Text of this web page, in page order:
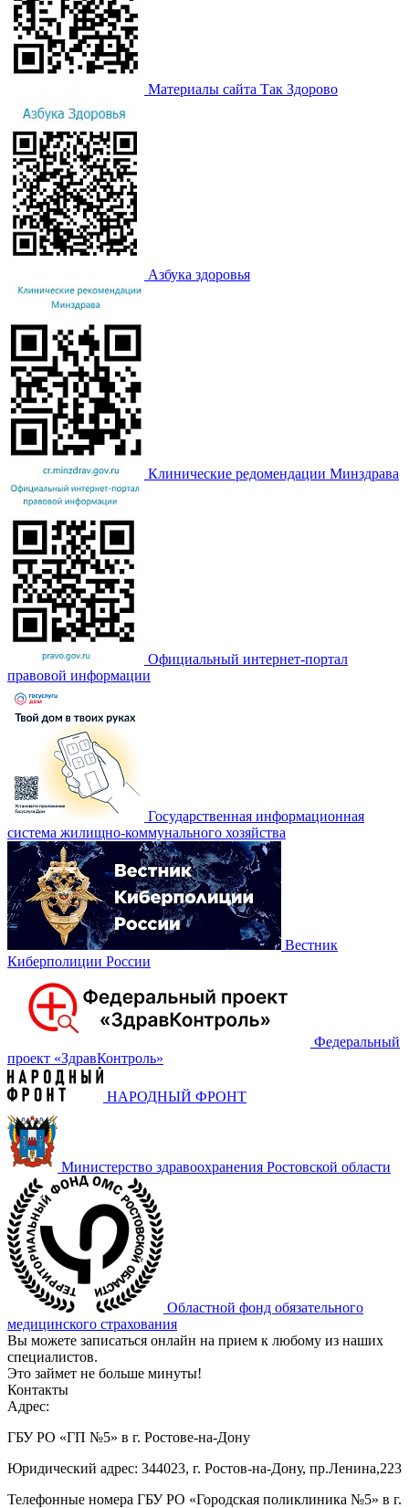
Материалы сайта Так Здорово
Азбука здоровья
Клинические редомендации Минздрава
Официальный интернет-портал
правовой информации
Государственная информационная
система жилищно-коммунального хозяйства
Вестник
Киберполиции России
Федеральный
проект «‎ЗдравКонтроль»
НАРОДНЫЙ ФРОНТ
Министерство здравоохранения Ростовской области
Областной фонд обязательного
медицинского страхования
Вы можете записаться онлайн на прием к любому из наших
специалистов.
Это займет не больше минуты!
Контакты
Адрес:
ГБУ РО «ГП №5» в г. Ростове-на-Дону
Юридический адрес: 344023, г. Ростов-на-Дону, пр.Ленина,223
Телефонные номера ГБУ РО «Городская поликлиника №5» в г.